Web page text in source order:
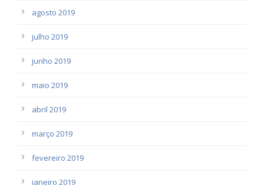
agosto 2019
julho 2019
junho 2019
maio 2019
abril 2019
março 2019
fevereiro 2019
janeiro 2019